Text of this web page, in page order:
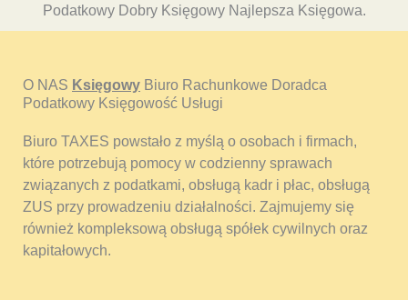
Podatkowy Dobry Księgowy Najlepsza Księgowa.
O NAS Księgowy Biuro Rachunkowe Doradca
Podatkowy Księgowość Usługi
Biuro TAXES powstało z myślą o osobach i firmach,
które potrzebują pomocy w codzienny sprawach
związanych z podatkami, obsługą kadr i płac, obsługą
ZUS przy prowadzeniu działalności. Zajmujemy się
również kompleksową obsługą spółek cywilnych oraz
kapitałowych.